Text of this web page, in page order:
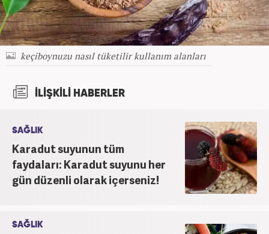
keçiboynuzu nasıl tüketilir kullanım alanları
İLİŞKİLİ HABERLER
SAĞLIK
Karadut suyunun tüm
faydaları: Karadut suyunu her
gün düzenli olarak içerseniz!
SAĞLIK